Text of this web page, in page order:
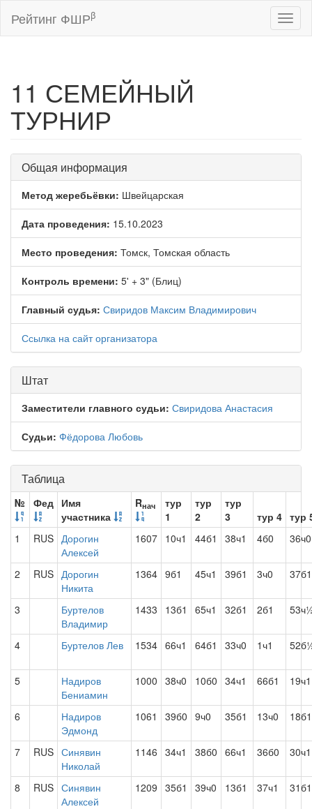
Рейтинг ФШРβ
11 СЕМЕЙНЫЙ
ТУРНИР
Общая информация
Метод жеребьёвки: Швейцарская
Дата проведения: 15.10.2023
Место проведения: Томск, Томская область
Контроль времени: 5' + 3" (Блиц)
Главный судья: Свиридов Максим Владимирович
Ссылка на сайт организатора
Штат
Заместители главного судьи: Свиридова Анастасия
Судьи: Фёдорова Любовь
Таблица
№ Фед Имя
участника
Rнач
тур
1
тур
2
тур
3
тур 4 тур
1
RUS Дорогин
Алексей
1607 10ч1 44б1 38ч1 4б0 36ч0
2 RUS Дорогин
Никита
1364 9б1 45ч1 39б1 3ч0 37б1
3
Буртелов
Владимир
1433 13б1 65ч1 32б1 2б1
4 Буртелов Лев 1534 66ч1 64б1 33ч0 1ч1
5
Надиров
Бениамин
1000 38ч0 10б0 34ч1 66б1 19ч1
6
Надиров
Эдмонд
1061 39б0 9ч0 35б1 13ч0 18б1
7 RUS Синявин
Николай
1146 34ч1 38б0 66ч1 36б0 30ч1
8 RUS Синявин
Алексей
1209 35б1 39ч0 13б1 37ч1 31б1